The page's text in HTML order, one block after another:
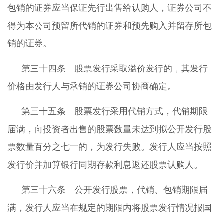
包销的证券应当保证先行出售给认购人，证券公司不
得为本公司预留所代销的证券和预先购入并留存所包
销的证券。
第三十四条 股票发行采取溢价发行的，其发行
价格由发行人与承销的证券公司协商确定。
第三十五条 股票发行采用代销方式，代销期限
届满，向投资者出售的股票数量未达到拟公开发行股
票数量百分之七十的，为发行失败。发行人应当按照
发行价并加算银行同期存款利息返还股票认购人。
第三十六条 公开发行股票，代销、包销期限届
满，发行人应当在规定的期限内将股票发行情况报国